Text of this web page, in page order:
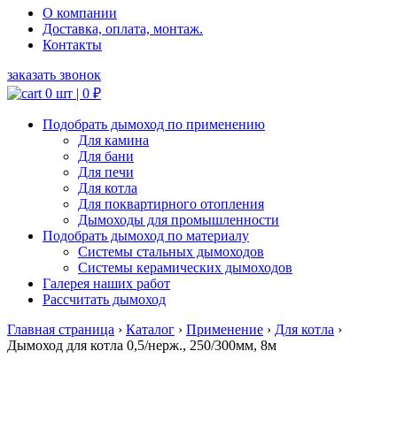
О компании
Доставка, оплата, монтаж.
Контакты
заказать звонок
0 шт | 0 ₽
Подобрать дымоход по применению
Для камина
Для бани
Для печи
Для котла
Для поквартирного отопления
Дымоходы для промышленности
Подобрать дымоход по материалу
Системы стальных дымоходов
Системы керамических дымоходов
Галерея наших работ
Рассчитать дымоход
Главная страница › Каталог › Применение › Для котла ›
Дымоход для котла 0,5/нерж., 250/300мм, 8м